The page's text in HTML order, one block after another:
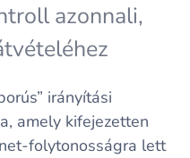
azonnali,
irányítási
amely kifejezetten
folytonosságra lett